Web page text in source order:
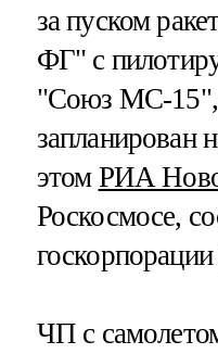
за пуском
ФГ" с
"Союз МС-15",
запланирован
этом РИА
Роскосмосе,
ЧП с